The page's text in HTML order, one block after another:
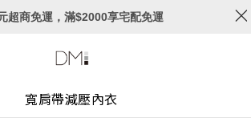
寬肩帶減壓內衣
超商免運，滿$2000享宅配免運